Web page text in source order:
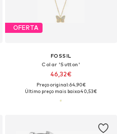
OFERTA
FOSSIL
Colar 'Sutton'
46,32€
Preço original: 64,90€
Último preço mais baixo:40,53€